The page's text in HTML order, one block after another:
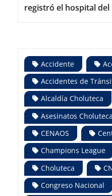
registró el hospital del
Accidente
Accidentes de
Alcaldía Choluteca
Asesinatos Choluteca
CENAOS
Champions League
Choluteca
Congreso Nacional